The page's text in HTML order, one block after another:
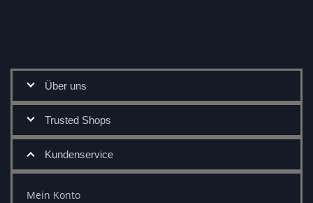
Über uns
Trusted Shops
Kundenservice
Mein Konto